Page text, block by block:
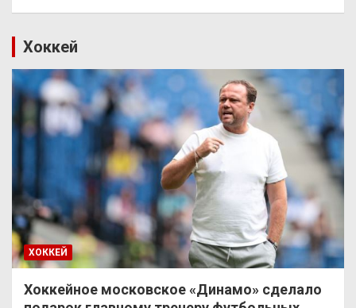
Хоккей
ХОККЕЙ
Хоккейное московское «Динамо» сделало